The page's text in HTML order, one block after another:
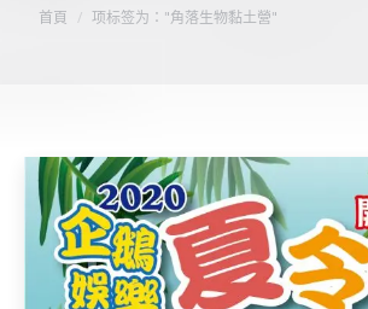
您在這裡：
首頁 项标签为："角落生物黏土營"